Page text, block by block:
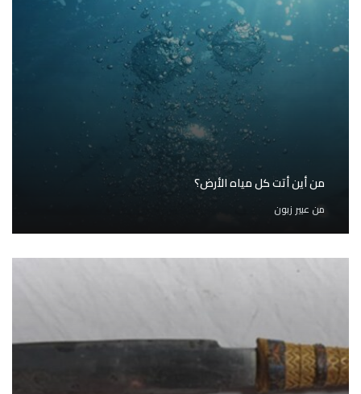
من أين أتت كل مياه الأرض؟
من عبير زبون